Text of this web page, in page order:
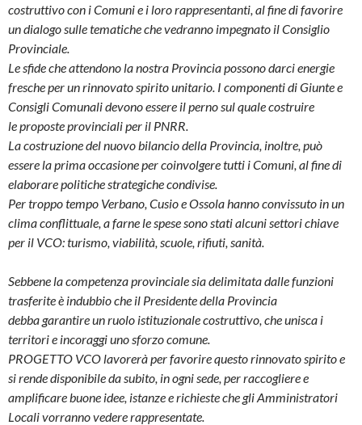
costruttivo con i Comuni e i loro rappresentanti, al fine di favorire
un dialogo sulle tematiche che vedranno impegnato il Consiglio
Provinciale.
Le sfide che attendono la nostra Provincia possono darci energie
fresche per un rinnovato spirito unitario. I componenti di Giunte e
Consigli Comunali devono essere il perno sul quale costruire
le proposte provinciali per il PNRR.
La costruzione del nuovo bilancio della Provincia, inoltre, può
essere la prima occasione per coinvolgere tutti i Comuni, al fine di
elaborare politiche strategiche condivise.
Per troppo tempo Verbano, Cusio e Ossola hanno convissuto in un
clima conflittuale, a farne le spese sono stati alcuni settori chiave
per il VCO: turismo, viabilità, scuole, rifiuti, sanità.
Sebbene la competenza provinciale sia delimitata dalle funzioni
trasferite è indubbio che il Presidente della Provincia
debba garantire un ruolo istituzionale costruttivo, che unisca i
territori e incoraggi uno sforzo comune.
PROGETTO VCO lavorerà per favorire questo rinnovato spirito e
si rende disponibile da subito, in ogni sede, per raccogliere e
amplificare buone idee, istanze e richieste che gli Amministratori
Locali vorranno vedere rappresentate.